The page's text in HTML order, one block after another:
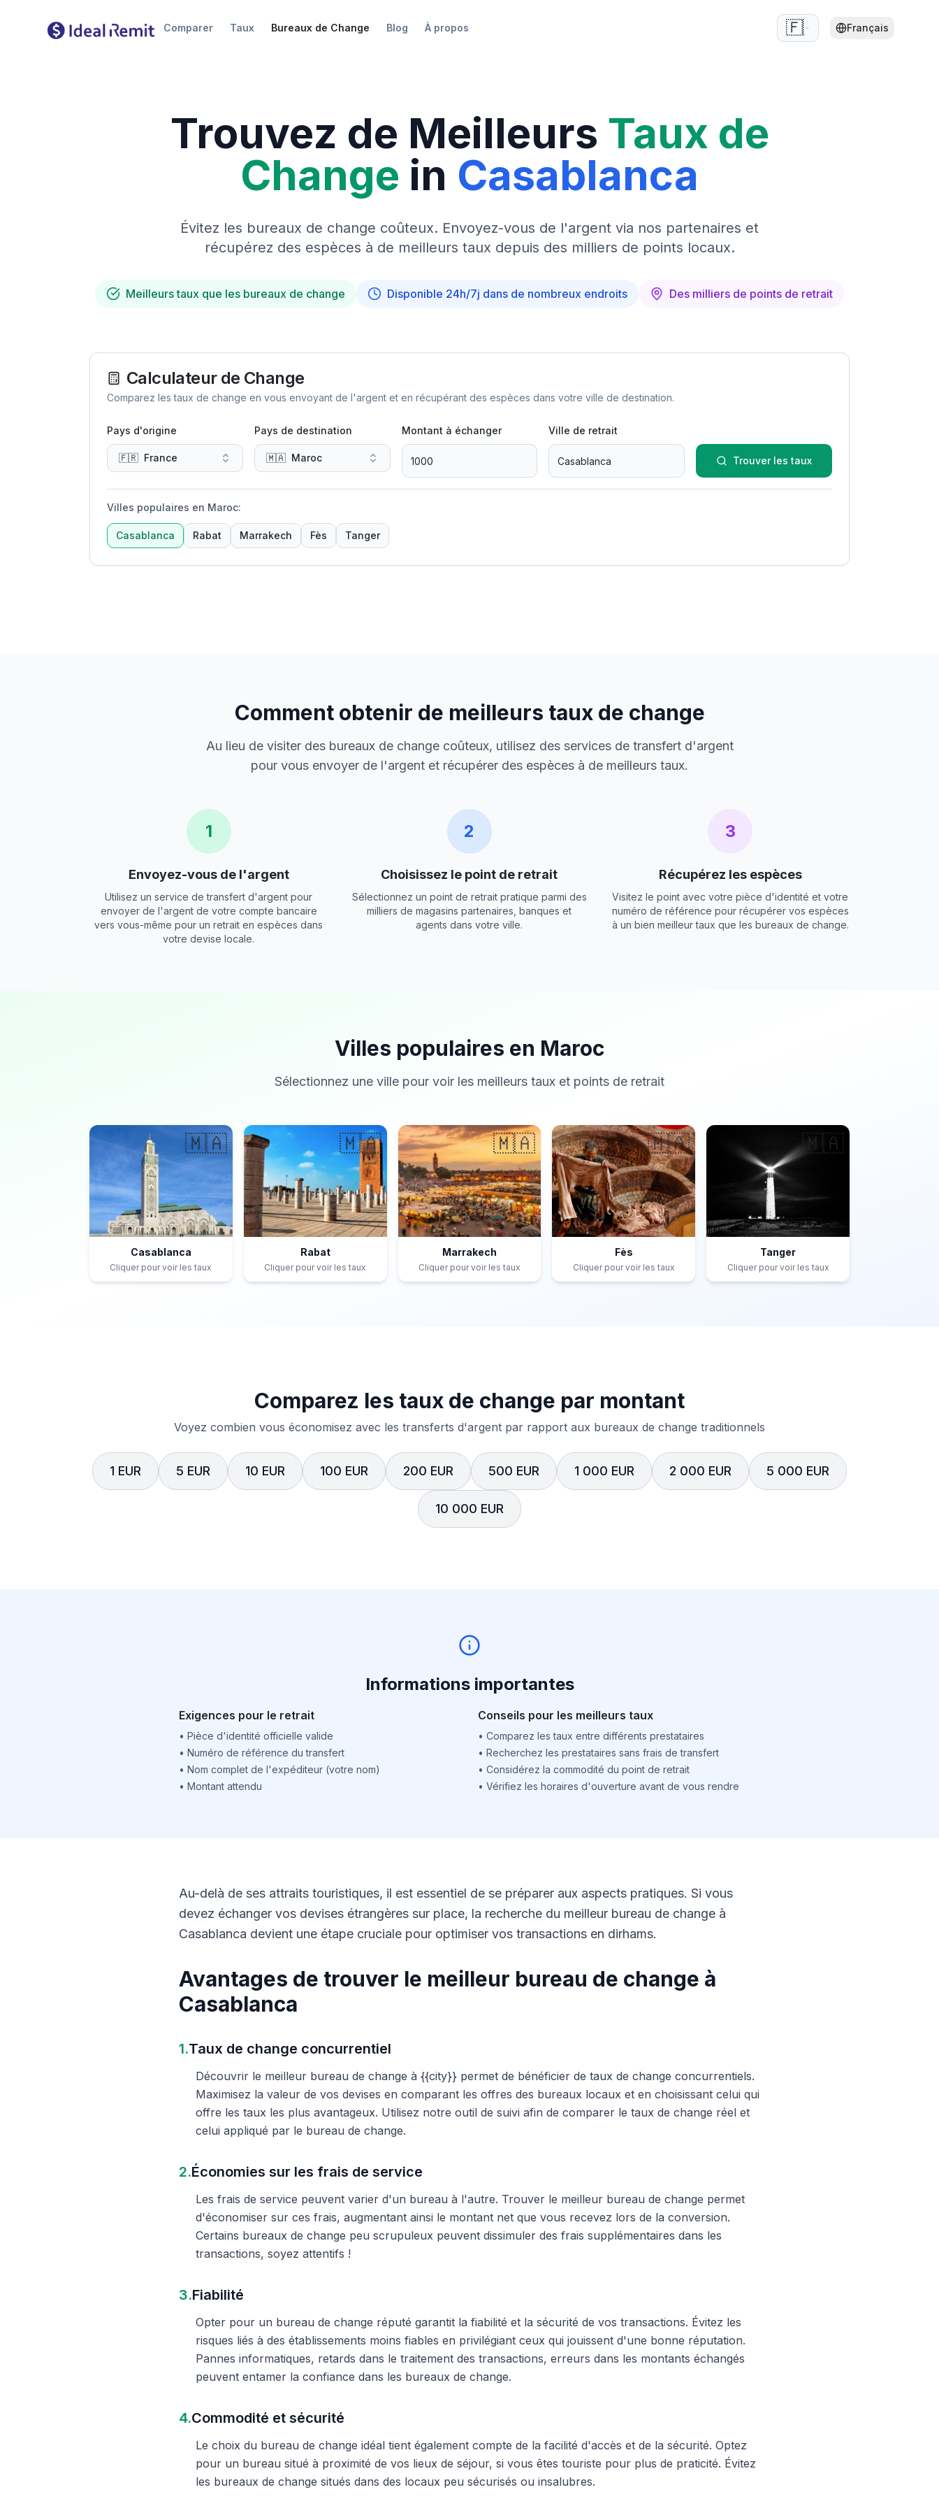
Comparer Taux Bureaux de Change Blog À propos 🇫🇷 Français
Trouvez de Meilleurs Taux de
Change in Casablanca
Évitez les bureaux de change coûteux. Envoyez-vous de l'argent via nos partenaires et
récupérez des espèces à de meilleurs taux depuis des milliers de points locaux.
Meilleurs taux que les bureaux de change Disponible 24h/7j dans de nombreux endroits Des milliers de points de retrait
Calculateur de Change
Comparez les taux de change en vous envoyant de l'argent et en récupérant des espèces dans votre ville de destination.
Pays d'origine
🇫🇷 France
Pays de destination
🇲🇦 Maroc
Montant à échanger Ville de retrait
Trouver les taux
Villes populaires en Maroc:
Casablanca Rabat Marrakech Fès Tanger
Comment obtenir de meilleurs taux de change
Au lieu de visiter des bureaux de change coûteux, utilisez des services de transfert d'argent
pour vous envoyer de l'argent et récupérer des espèces à de meilleurs taux.
1
Envoyez-vous de l'argent
Utilisez un service de transfert d'argent pour
envoyer de l'argent de votre compte bancaire
vers vous-même pour un retrait en espèces dans
votre devise locale.
2
Choisissez le point de retrait
Sélectionnez un point de retrait pratique parmi des
milliers de magasins partenaires, banques et
agents dans votre ville.
3
Récupérez les espèces
Visitez le point avec votre pièce d'identité et votre
numéro de référence pour récupérer vos espèces
à un bien meilleur taux que les bureaux de change.
Villes populaires en Maroc
Sélectionnez une ville pour voir les meilleurs taux et points de retrait
🇲🇦
Casablanca
Cliquer pour voir les taux
🇲🇦
Rabat
Cliquer pour voir les taux
🇲🇦
Marrakech
Cliquer pour voir les taux
🇲🇦
Fès
Cliquer pour voir les taux
🇲🇦
Tanger
Cliquer pour voir les taux
Comparez les taux de change par montant
Voyez combien vous économisez avec les transferts d'argent par rapport aux bureaux de change traditionnels
1 EUR 5 EUR 10 EUR 100 EUR 200 EUR 500 EUR 1 000 EUR 2 000 EUR 5 000 EUR
10 000 EUR
Informations importantes
Exigences pour le retrait
• Pièce d'identité officielle valide
• Numéro de référence du transfert
• Nom complet de l'expéditeur (votre nom)
• Montant attendu
Conseils pour les meilleurs taux
• Comparez les taux entre différents prestataires
• Recherchez les prestataires sans frais de transfert
• Considérez la commodité du point de retrait
• Vérifiez les horaires d'ouverture avant de vous rendre
Au-delà de ses attraits touristiques, il est essentiel de se préparer aux aspects pratiques. Si vous
devez échanger vos devises étrangères sur place, la recherche du meilleur bureau de change à
Casablanca devient une étape cruciale pour optimiser vos transactions en dirhams.
Avantages de trouver le meilleur bureau de change à
Casablanca
1.Taux de change concurrentiel
Découvrir le meilleur bureau de change à {{city}} permet de bénéficier de taux de change concurrentiels.
Maximisez la valeur de vos devises en comparant les offres des bureaux locaux et en choisissant celui qui
offre les taux les plus avantageux. Utilisez notre outil de suivi afin de comparer le taux de change réel et
celui appliqué par le bureau de change.
2.Économies sur les frais de service
Les frais de service peuvent varier d'un bureau à l'autre. Trouver le meilleur bureau de change permet
d'économiser sur ces frais, augmentant ainsi le montant net que vous recevez lors de la conversion.
Certains bureaux de change peu scrupuleux peuvent dissimuler des frais supplémentaires dans les
transactions, soyez attentifs !
3.Fiabilité
Opter pour un bureau de change réputé garantit la fiabilité et la sécurité de vos transactions. Évitez les
risques liés à des établissements moins fiables en privilégiant ceux qui jouissent d'une bonne réputation.
Pannes informatiques, retards dans le traitement des transactions, erreurs dans les montants échangés
peuvent entamer la confiance dans les bureaux de change.
4.Commodité et sécurité
Le choix du bureau de change idéal tient également compte de la facilité d'accès et de la sécurité. Optez
pour un bureau situé à proximité de vos lieux de séjour, si vous êtes touriste pour plus de praticité. Évitez
les bureaux de change situés dans des locaux peu sécurisés ou insalubres.